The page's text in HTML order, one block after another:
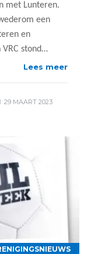
met Lunteren.
een
en
stond…
Lees meer
29 MAART 2023